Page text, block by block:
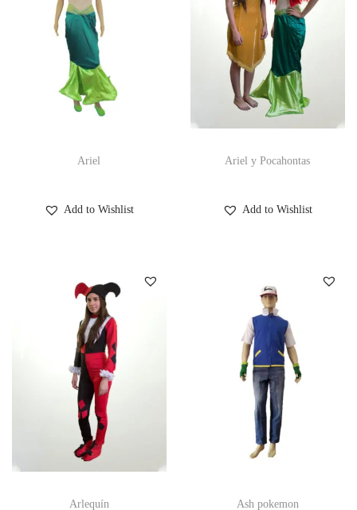
Ariel
Add to Wishlist
Ariel y Pocahontas
Add to Wishlist
Arlequín Ash pokemon